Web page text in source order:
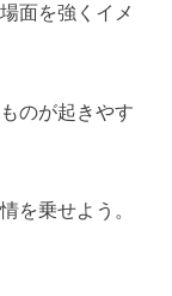
面を強くイメ
のが起きやす
を乗せよう。